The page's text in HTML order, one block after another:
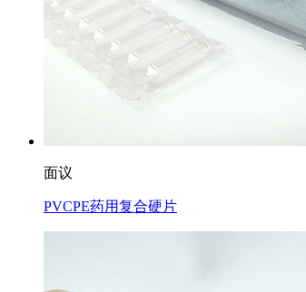
面议
PVCPE药用复合硬片